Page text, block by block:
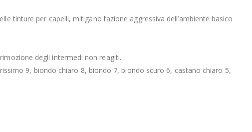
tinture per capelli, mitigano l’azione aggressiva dell’ambiente basico
degli intermedi non reagiti.
9, biondo chiaro 8, biondo 7, biondo scuro 6, castano chiaro 5,